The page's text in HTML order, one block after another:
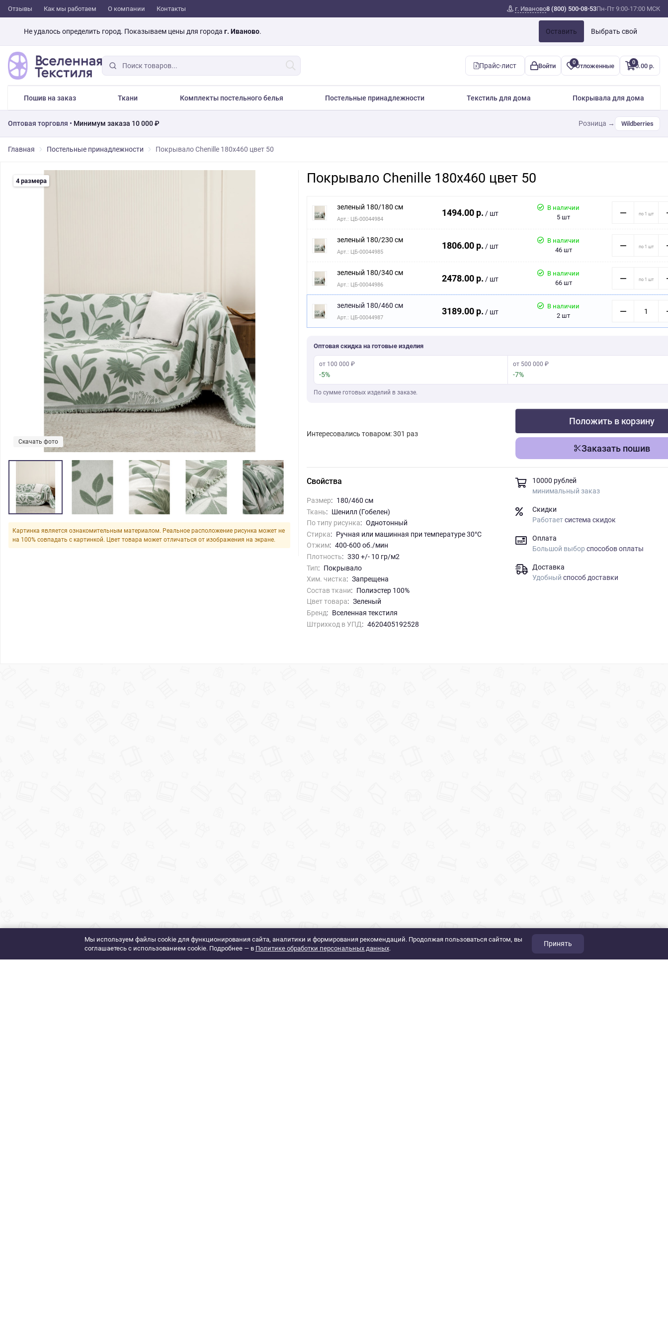
Отзывы Как мы работаем О компании Контакты г. Иваново8 (800) 500-08-53Пн-Пт 9:00-17:00 МСК
Не удалось определить город. Показываем цены для города г. Иваново. Оставить Выбрать свой
Прайс-лист Войти 0Отложенные 00.00 р.
Пошив на заказ Ткани Комплекты постельного белья Постельные принадлежности Текстиль для дома Покрывала для дома
Оптовая торговля • Минимум заказа 10 000 ₽ Розница → Wildberries
Главная Постельные принадлежности Покрывало Chenille 180х460 цвет 50
Скачать фото
4 размера
Картинка является ознакомительным материалом. Реальное расположение рисунка может не
на 100% совпадать с картинкой. Цвет товара может отличаться от изображения на экране.
Покрывало Chenille 180х460 цвет 50
зеленый 180/180 см
Арт.: ЦБ-00044984
1494.00 р. / шт
В наличии
5 шт
зеленый 180/230 см
Арт.: ЦБ-00044985
1806.00 р. / шт
В наличии
46 шт
зеленый 180/340 см
Арт.: ЦБ-00044986
2478.00 р. / шт
В наличии
66 шт
зеленый 180/460 см
Арт.: ЦБ-00044987
3189.00 р. / шт
В наличии
2 шт
Оптовая скидка на готовые изделия
от 100 000 ₽
-5%
от 500 000 ₽
-7%
По сумме готовых изделий в заказе.
Интересовались товаром: 301 раз
Положить в корзину
Заказать пошив
Свойства
Размер:
180/460 см
Ткань:
Шенилл (Гобелен)
По типу рисунка:
однотонный
Стирка:
ручная или машинная при температуре 30°C
Отжим:
400-600 об./мин
Плотность:
330 +/- 10 гр/м2
Тип:
Покрывало
Хим. чистка:
запрещена
Состав ткани:
Полиэстер 100%
Цвет товара:
зеленый
Бренд:
Вселенная текстиля
Штрихкод в УПД: 4620405192528
10000 рублей
минимальный заказ
Скидки
Работаетсистема скидок
Оплата
Большой выбор способов оплаты
Доставка
Удобный способ доставки
Мы используем файлы cookie для функционирования сайта, аналитики и формирования рекомендаций. Продолжая пользоваться сайтом, вы
соглашаетесь с использованием cookie. Подробнее — в Политике обработки персональных данных.
Принять